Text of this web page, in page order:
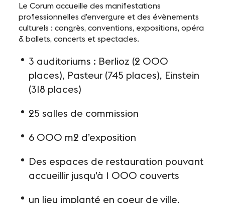
Le Corum accueille des manifestations
professionnelles d’envergure et des évènements
culturels : congrès, conventions, expositions, opéra
& ballets, concerts et spectacles.
3 auditoriums : Berlioz (2 000
places), Pasteur (745 places), Einstein
(318 places)
25 salles de commission
6 000 m2 d’exposition
Des espaces de restauration pouvant
accueillir jusqu'à 1 000 couverts
un lieu implanté en coeur de ville,